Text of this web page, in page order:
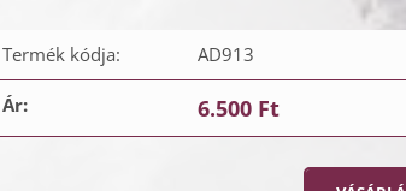
Termék kódja: AD913
Ár: 6.500 Ft